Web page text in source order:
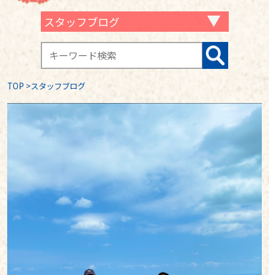
スタッフブログ
TOP >スタッフブログ